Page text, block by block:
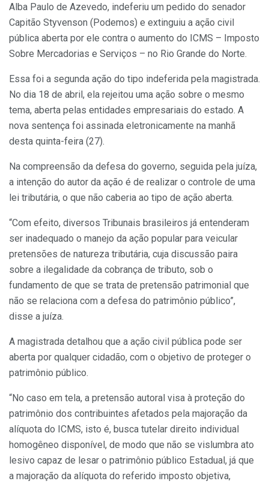
Alba Paulo de Azevedo, indeferiu um pedido do senador
Capitão Styvenson (Podemos) e extinguiu a ação civil
pública aberta por ele contra o aumento do ICMS – Imposto
Sobre Mercadorias e Serviços – no Rio Grande do Norte.
Essa foi a segunda ação do tipo indeferida pela magistrada.
No dia 18 de abril, ela rejeitou uma ação sobre o mesmo
tema, aberta pelas entidades empresariais do estado. A
nova sentença foi assinada eletronicamente na manhã
desta quinta-feira (27).
Na compreensão da defesa do governo, seguida pela juíza,
a intenção do autor da ação é de realizar o controle de uma
lei tributária, o que não caberia ao tipo de ação aberta.
“Com efeito, diversos Tribunais brasileiros já entenderam
ser inadequado o manejo da ação popular para veicular
pretensões de natureza tributária, cuja discussão paira
sobre a ilegalidade da cobrança de tributo, sob o
fundamento de que se trata de pretensão patrimonial que
não se relaciona com a defesa do patrimônio público”,
disse a juíza.
A magistrada detalhou que a ação civil pública pode ser
aberta por qualquer cidadão, com o objetivo de proteger o
patrimônio público.
“No caso em tela, a pretensão autoral visa à proteção do
patrimônio dos contribuintes afetados pela majoração da
alíquota do ICMS, isto é, busca tutelar direito individual
homogêneo disponível, de modo que não se vislumbra ato
lesivo capaz de lesar o patrimônio público Estadual, já que
a majoração da alíquota do referido imposto objetiva,